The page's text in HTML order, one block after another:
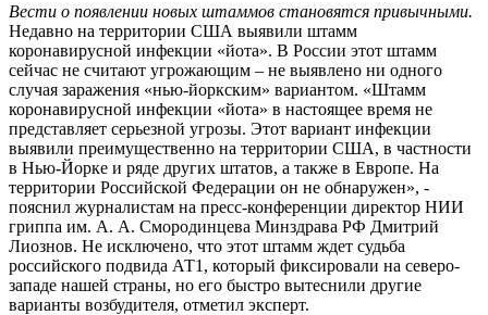
Вести о появлении новых штаммов становятся привычными.
Недавно на территории США выявили штамм
коронавирусной инфекции «йота». В России этот штамм
сейчас не считают угрожающим – не выявлено ни одного
случая заражения «нью-йоркским» вариантом. «Штамм
коронавирусной инфекции «йота» в настоящее время не
представляет серьезной угрозы. Этот вариант инфекции
выявили преимущественно на территории США, в частности
в Нью-Йорке и ряде других штатов, а также в Европе. На
территории Российской Федерации он не обнаружен», -
пояснил журналистам на пресс-конференции директор НИИ
гриппа им. А. А. Смородинцева Минздрава РФ Дмитрий
Лиознов. Не исключено, что этот штамм ждет судьба
российского подвида АТ1, который фиксировали на северо-
западе нашей страны, но его быстро вытеснили другие
варианты возбудителя, отметил эксперт.